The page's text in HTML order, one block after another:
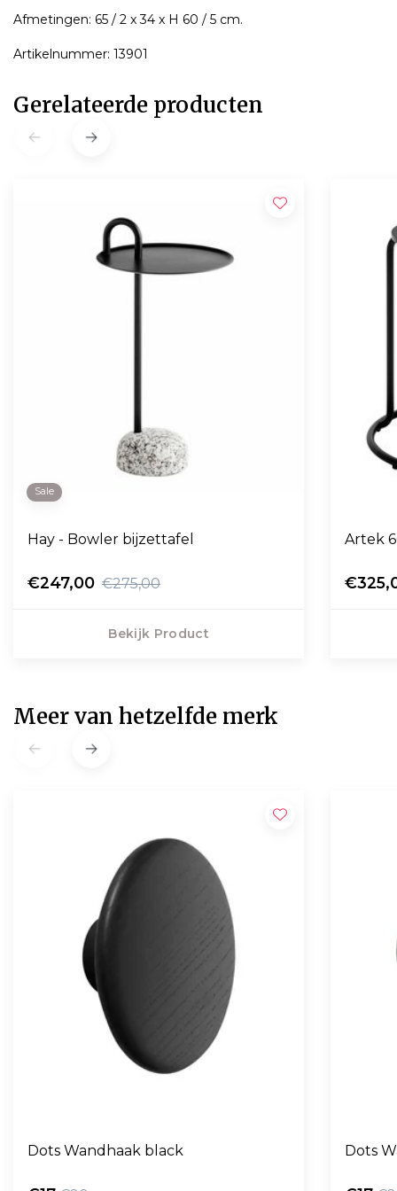
Afmetingen: 65 / 2 x 34 x H 60 / 5 cm.
Artikelnummer: 13901
Gerelateerde producten
Sale
Hay - Bowler bijzettafel
€247,00 €275,00
Bekijk Product
Artek
Meer van hetzelfde merk
Dots Wandhaak black Dots